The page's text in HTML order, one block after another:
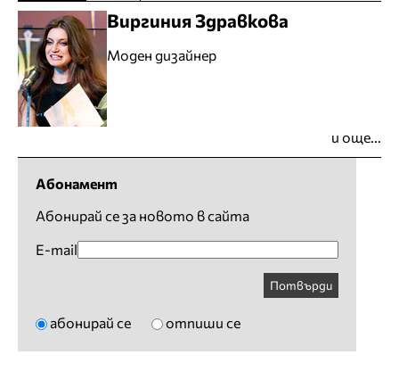
Виргиния Здравкова
Моден дизайнер
и още...
Абонамент
Абонирай се за новото в сайта
E-mail
Потвърди
абонирай се отпиши се